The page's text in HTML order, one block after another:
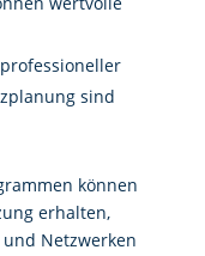
sind
können
erhalten,
Netzwerken